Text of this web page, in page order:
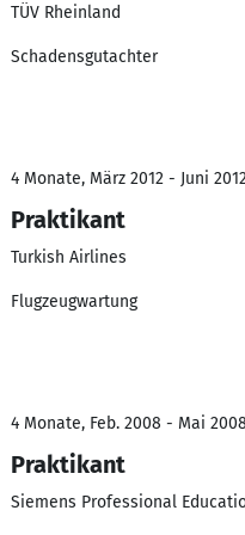
TÜV Rheinland
Schadensgutachter
4 Monate, März 2012 - Juni
Praktikant
Turkish Airlines
Flugzeugwartung
4 Monate, Feb. 2008 - Mai 2008
Praktikant
Siemens Professional